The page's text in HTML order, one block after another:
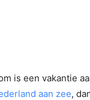
is een vakantie
aan zee,